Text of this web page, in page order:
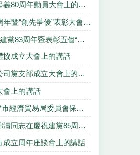
在紀念秋收起義80周年動員大會上的講話
慶祝建黨92周年暨“創先爭優”表彰大會上的講話
[注意]在紀念建黨83周年暨表彰五個“十佳”大會上的講話
協成立大會上的講話
縣委書記在公司黨支部成立大會上的講話
會上的講話
中國共產黨**市經濟貿易局委員會保持共產黨員先進性教育活動的實施方案
學習貫徹胡錦濤同志在慶祝建黨85周年大會上重要講話心得體會
成立周年座談會上的講話